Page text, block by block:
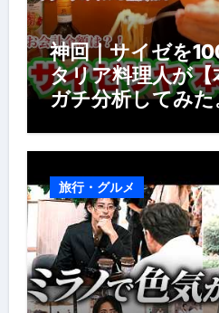
神回｜サイゼを
タリア料理人が
ガチ分析してみた
旅行・グルメ